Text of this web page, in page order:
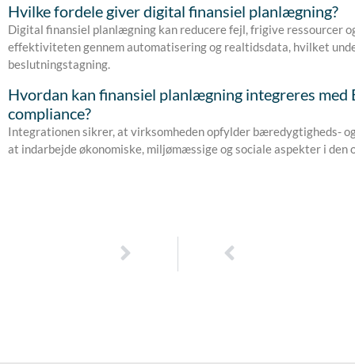
Hvilke fordele giver digital finansiel planlægning?
Digital finansiel planlægning kan reducere fejl, frigive ressourcer
effektiviteten gennem automatisering og realtidsdata, hvilket
beslutningstagning.
Hvordan kan finansiel planlægning integreres med
compliance?
Integrationen sikrer, at virksomheden opfylder bæredygtigheds-
at indarbejde økonomiske, miljømæssige og sociale aspekter i den